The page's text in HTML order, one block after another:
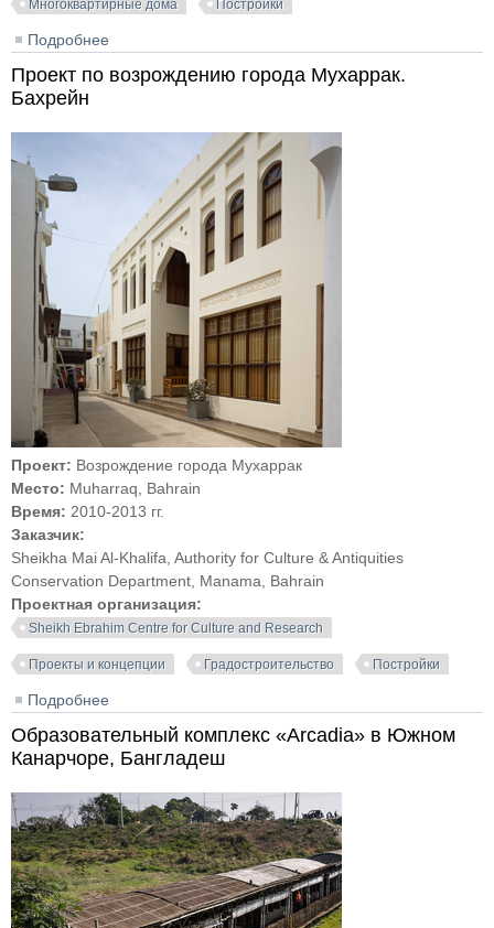
Многоквартирные дома Постройки
Подробнее
Проект по возрождению города Мухаррак.
Бахрейн
Проект: Возрождение города Мухаррак
Место: Muharraq, Bahrain
Время: 2010-2013 гг.
Заказчик:
Sheikha Mai Al-Khalifa, Authority for Culture & Antiquities
Conservation Department, Manama, Bahrain
Проектная организация:
Sheikh Ebrahim Centre for Culture and Research
Проекты и концепции Градостроительство Постройки
Подробнее
Бахрейн
Образовательный комплекс «Arcadia» в Южном
Канарчоре, Бангладеш